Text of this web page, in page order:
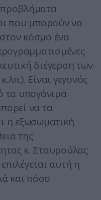
προβλήματα
που μπορούν να
κόσμο ένα
διέγερση των
Είναι γεγονός
τα υπογόνιμα
να τα
η εξωσωματική
της
κ. Σταυρούλας
αυτή η
και πόσο